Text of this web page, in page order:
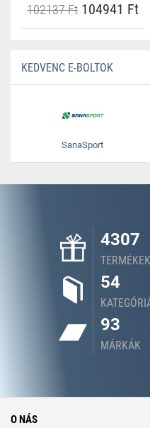
102137 Ft 104941 Ft
KEDVENC E-BOLTOK
SanaSport
4307
TERMÉKEK
54
93
MÁRKÁK
O NÁS